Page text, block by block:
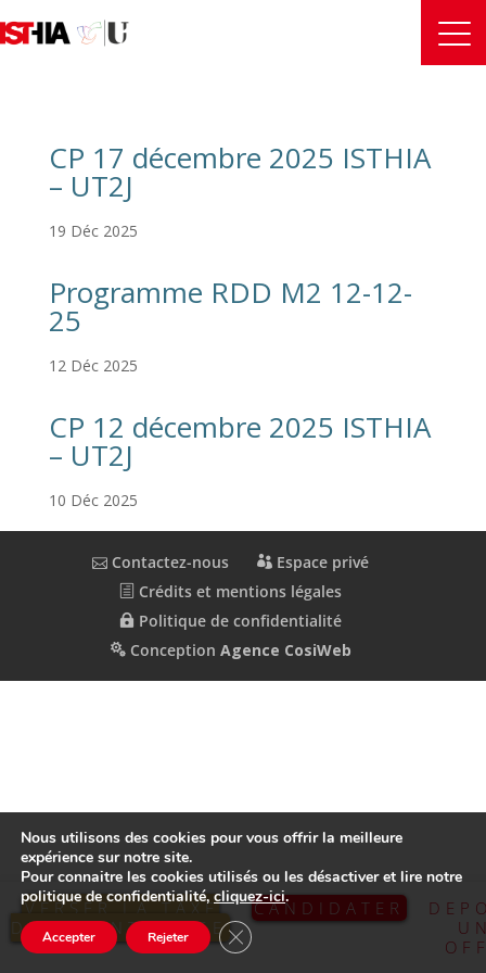
VERSER LA TAXE
D’APPRENTISSAGE
CANDIDATER
CP 17 décembre 2025 ISTHIA
– UT2J
19 Déc 2025
Programme RDD M2 12-12-
25
12 Déc 2025
CP 12 décembre 2025 ISTHIA
– UT2J
10 Déc 2025
Contactez-nous
Espace privé
Crédits et mentions légales
Politique de confidentialité
Conception Agence CosiWeb
Nous utilisons des cookies pour vous offrir la meilleure
expérience sur notre site.
Pour connaitre les cookies utilisés ou les désactiver et lire notre
politique de confidentialité,cliquez-ici.
Accepter Rejeter Fermer la bannière des cookies